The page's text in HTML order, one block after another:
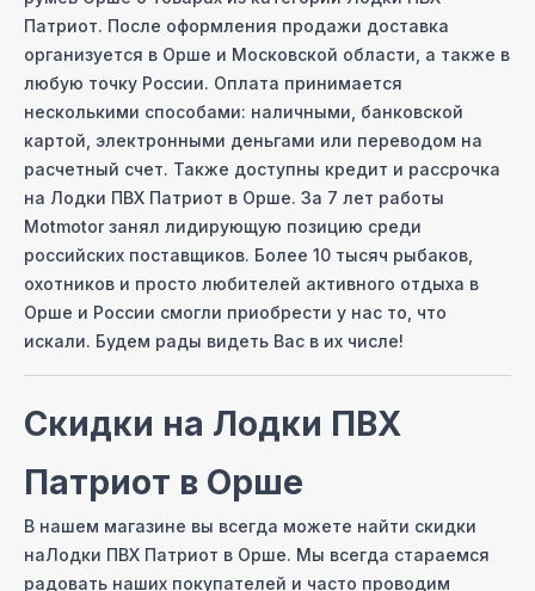
Патриот. После оформления продажи доставка
организуется в Орше и Московcкой области, а также в
любую точку России. Оплата принимается
несколькими способами: наличными, банковской
картой, электронными деньгами или переводом на
расчетный счет. Также доступны кредит и рассрочка
на Лодки ПВХ Патриот в Орше. За 7 лет работы
Motmotor занял лидирующую позицию среди
российских поставщиков. Более 10 тысяч рыбаков,
охотников и просто любителей активного отдыха в
Орше и России смогли приобрести у нас то, что
искали. Будем рады видеть Вас в их числе!
Скидки на Лодки ПВХ
Патриот в Орше
В нашем магазине вы всегда можете найти скидки
наЛодки ПВХ Патриот в Орше. Мы всегда стараемся
радовать наших покупателей и часто проводим